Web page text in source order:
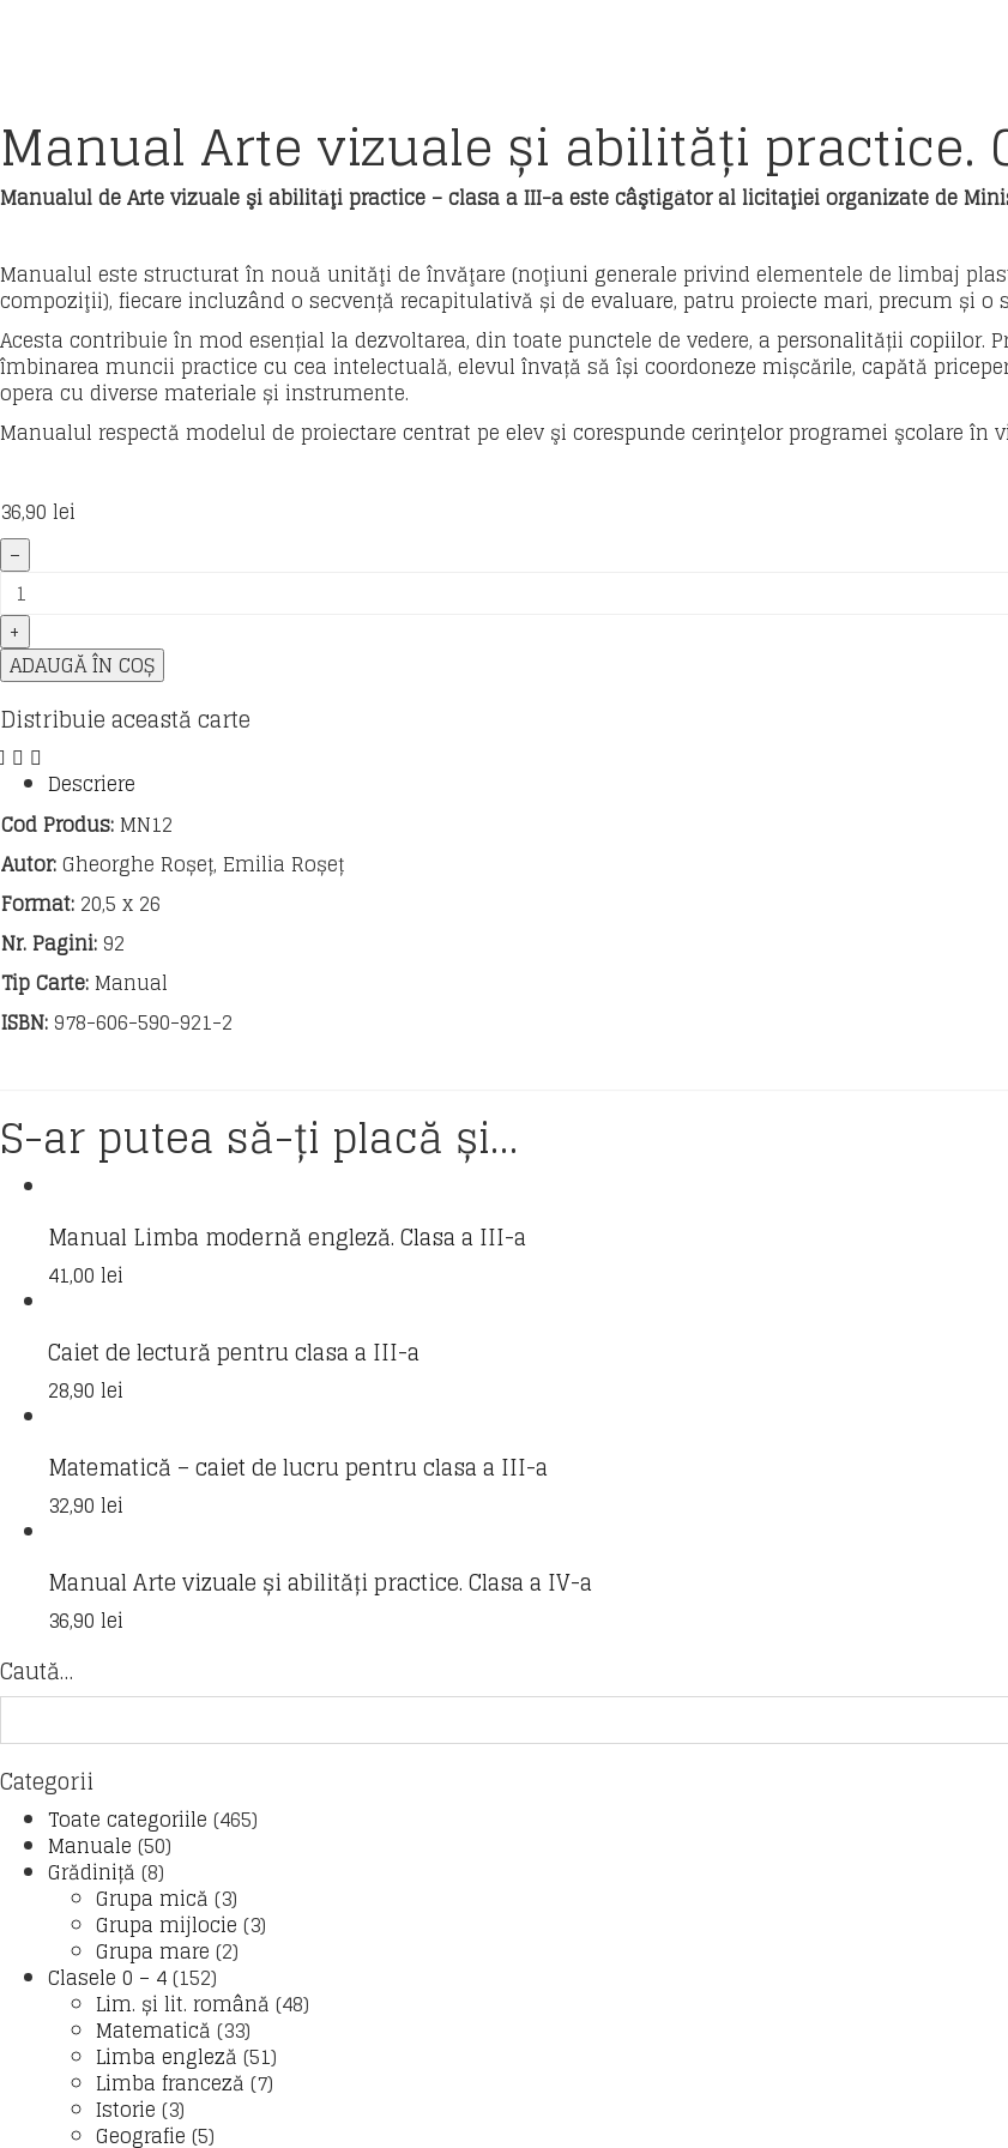
Manual Arte vizuale și abilități practice.
Manualul de Arte vizuale şi abilităţi practice – clasa a III-a este câştigător al licitaţiei organizate de
Manualul este structurat în nouă unităţi de învăţare (noţiuni generale privind elementele de limbaj
compoziţii), fiecare incluzând o secvență recapitulativă și de evaluare, patru proiecte mari, precum și o
Acesta contribuie în mod esențial la dezvoltarea, din toate punctele de vedere, a personalității
îmbinarea muncii practice cu cea intelectuală, elevul învață să își coordoneze mișcările, capătă
opera cu diverse materiale și instrumente.
Manualul respectă modelul de proiectare centrat pe elev şi corespunde cerinţelor programei şcolare în
36,90 lei
Cantitate
Manual
Arte
vizuale
și
abilități
practice.
Clasa
a
III-
a
ADAUGĂ ÎN COȘ
Distribuie această carte
Descriere
Cod Produs: MN12
Autor:Gheorghe Roșeț, Emilia Roșeț
Format: 20,5 x 26
Nr. Pagini:92
Tip Carte: Manual
ISBN:978-606-590-921-2
S-ar putea să-ți placă și…
Manual Limba modernă engleză. Clasa a III-a
41,00 lei
Caiet de lectură pentru clasa a III-a
28,90 lei
Matematică – caiet de lucru pentru clasa a III-a
32,90 lei
Manual Arte vizuale și abilități practice. Clasa a IV-a
36,90 lei
Caută…
Categorii
Toate categoriile (465)
Manuale (50)
Grădiniță (8)
Grupa mică (3)
Grupa mijlocie (3)
Grupa mare (2)
Clasele 0 – 4(152)
Lim. și lit. română (48)
Matematică (33)
Limba engleză (51)
Limba franceză (7)
Istorie (3)
Geografie (5)